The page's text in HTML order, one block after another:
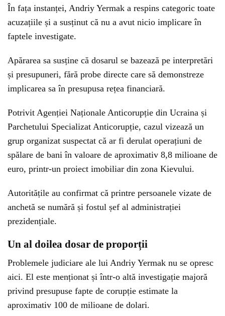
În fața instanței, Andriy Yermak a respins categoric toate
acuzațiile și a susținut că nu a avut nicio implicare în
faptele investigate.
Apărarea sa susține că dosarul se bazează pe interpretări
și presupuneri, fără probe directe care să demonstreze
implicarea sa în presupusa rețea financiară.
Potrivit Agenției Naționale Anticorupție din Ucraina și
Parchetului Specializat Anticorupție, cazul vizează un
grup organizat suspectat că ar fi derulat operațiuni de
spălare de bani în valoare de aproximativ 8,8 milioane de
euro, printr-un proiect imobiliar din zona Kievului.
Autoritățile au confirmat că printre persoanele vizate de
anchetă se numără și fostul șef al administrației
prezidențiale.
Un al doilea dosar de proporții
Problemele judiciare ale lui Andriy Yermak nu se opresc
aici. El este menționat și într-o altă investigație majoră
privind presupuse fapte de corupție estimate la
aproximativ 100 de milioane de dolari.